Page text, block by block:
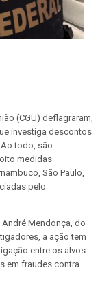
(CGU) deflagraram,
investiga descontos
todo, são
medidas
São Paulo,
pelo
Mendonça, do
a ação tem
entre os alvos
em fraudes contra